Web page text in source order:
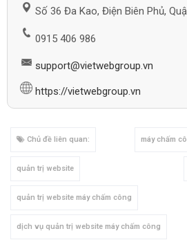
Số 36 Đa Kao, Điện Biên Phủ,
0915 406 986
support@vietwebgroup.vn
https://vietwebgroup.vn
Chủ đề liên quan: máy chấm
quản trị website
quản trị website máy chấm công
dịch vụ quản trị website máy chấm công